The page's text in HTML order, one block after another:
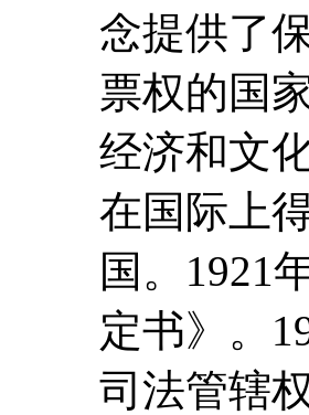
念提供了
票权的国
经济和文
在国际上
国。1921
定书》。
司法管辖